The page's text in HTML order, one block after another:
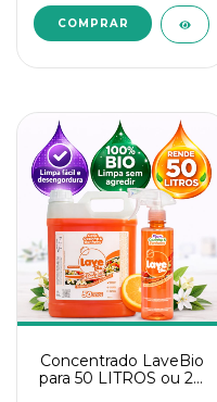
Concentrado LaveBio
para 50 LITROS ou 20